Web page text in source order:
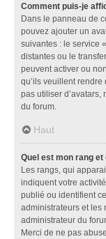
Comment puis-je
Dans le panneau de
pouvez ajouter un
suivantes : le service
distantes ou le
peuvent activer ou
qu’ils veuillent
pas utiliser
du forum.
Haut
Quel est mon rang
Les rangs, qui
indiquent votre
publié ou identifient
administrateurs et les
administrateur du
Merci de ne pas